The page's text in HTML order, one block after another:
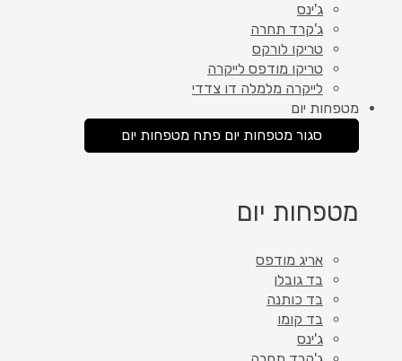
ג'ינס
ג'קרד תחרה
טריקו לורקס
טריקו מודפס לייקרה
לייקרה מלמלה דו צדדי
מטפחות יום
סגור מטפחות יום פתח מטפחות יום
מטפחות יום
אריג מודפס
בד גובלן
בד כותנה
בד קומו
ג'ינס